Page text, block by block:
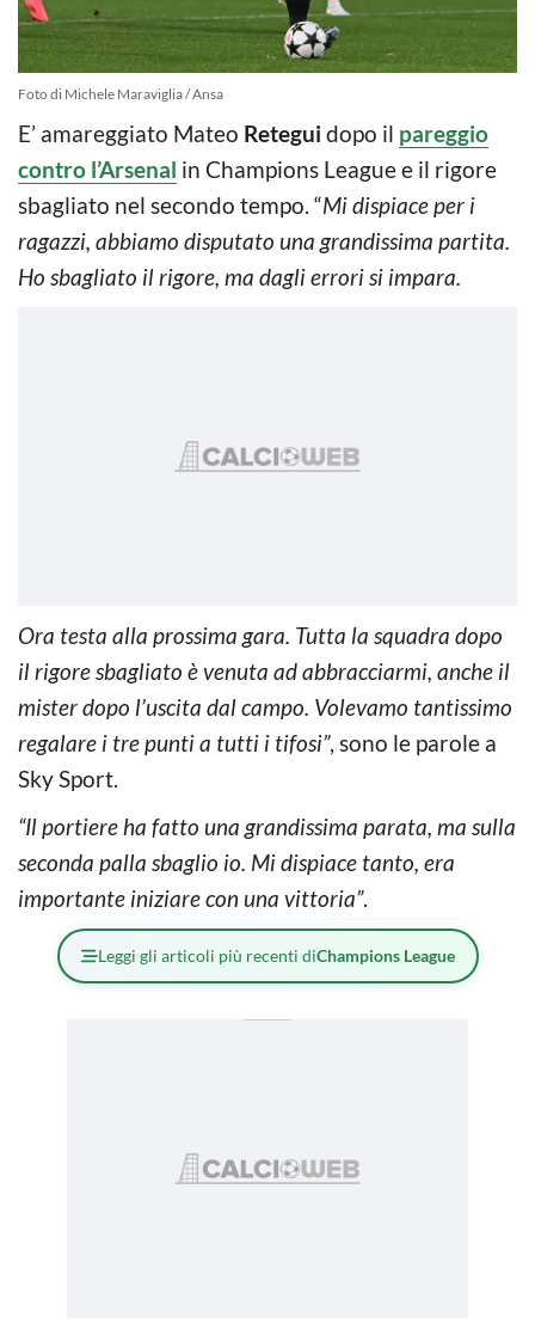
Foto di Michele Maraviglia / Ansa
E’ amareggiato Mateo Retegui dopo il pareggio
contro l’Arsenal in Champions League e il rigore
sbagliato nel secondo tempo. “Mi dispiace per i
ragazzi, abbiamo disputato una grandissima partita.
Ho sbagliato il rigore, ma dagli errori si impara.
Ora testa alla prossima gara. Tutta la squadra dopo
il rigore sbagliato è venuta ad abbracciarmi, anche il
mister dopo l’uscita dal campo. Volevamo tantissimo
regalare i tre punti a tutti i tifosi”, sono le parole a
Sky Sport.
“Il portiere ha fatto una grandissima parata, ma sulla
seconda palla sbaglio io. Mi dispiace tanto, era
importante iniziare con una vittoria”.
Leggi gli articoli più recenti diChampions League